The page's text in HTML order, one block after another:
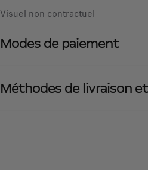
Visuel non contractuel
Modes de paiement
Méthodes de livraison